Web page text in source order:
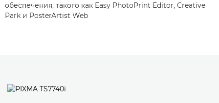
обеспечения, такого как Easy PhotoPrint Editor, Creative
Park и PosterArtist Web